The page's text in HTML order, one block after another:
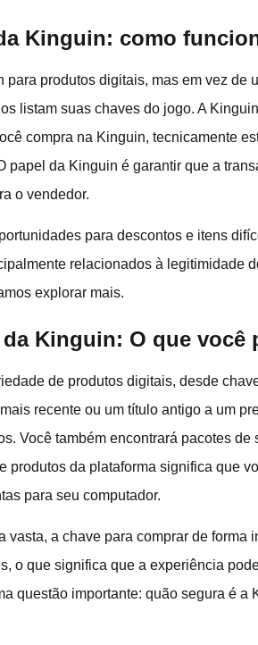
Kinguin: como
para produtos digitais, mas em vez de
listam suas chaves do jogo. A
compra na Kinguin, tecnicamente
papel da Kinguin é garantir que a
o vendedor.
para descontos e itens
relacionados à legitimidade
explorar mais.
Kinguin: O que você
de produtos digitais, desde
recente ou um título antigo a um
Você também encontrará pacotes
produtos da plataforma significa que
para seu computador.
vasta, a chave para comprar de
o que significa que a experiência
questão importante: quão segura é a